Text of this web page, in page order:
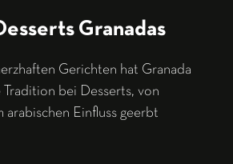
Granadas
Gerichten hat Granada
Tradition bei Desserts, von
arabischen Einfluss geerbt